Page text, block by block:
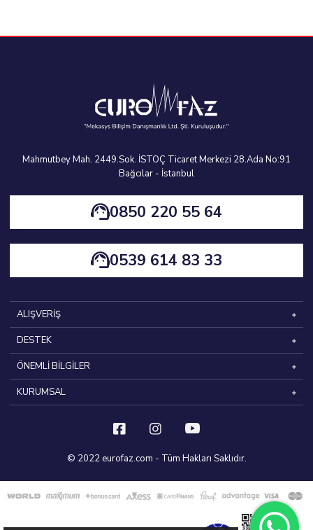
Mahmutbey Mah. 2449.Sok. İSTOÇ Ticaret Merkezi 28.Ada No:91
Bağcılar - İstanbul
0850 220 55 64
0539 614 83 33
ALIŞVERİŞ
DESTEK
ÖNEMLİ BİLGİLER
KURUMSAL
© 2022 eurofaz.com - Tüm Hakları Saklıdır.